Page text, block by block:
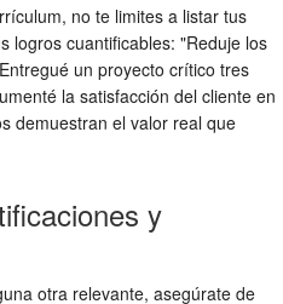
no te limites a listar tus
logros cuantificables: "Reduje los
un proyecto crítico tres
la satisfacción del cliente en
demuestran el valor real que
y
otra relevante, asegúrate de